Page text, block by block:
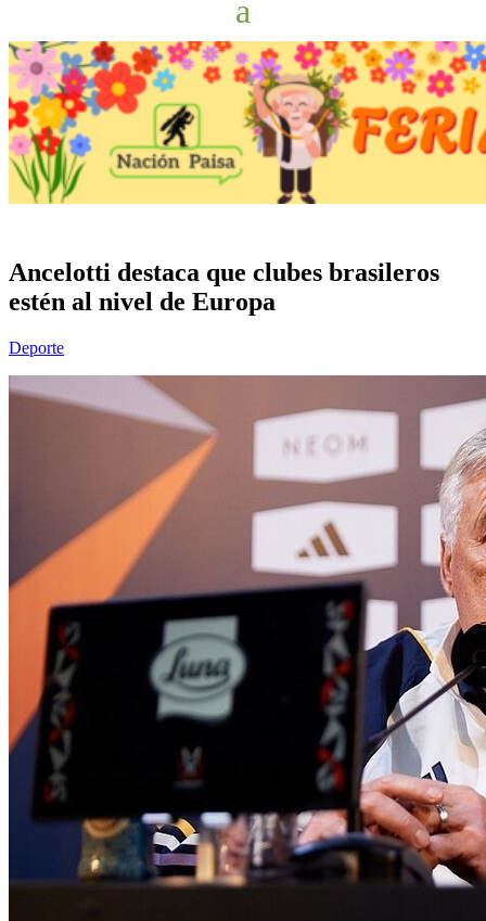
Ancelotti destaca que clubes brasileros
estén al nivel de Europa
Deporte